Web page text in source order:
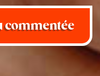
commentée